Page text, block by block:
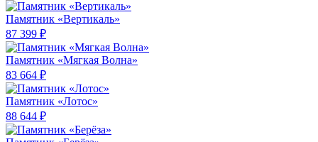
Памятник «Вертикаль»
87 399 ₽
Памятник «Мягкая Волна»
83 664 ₽
Памятник «Лотос»
88 644 ₽